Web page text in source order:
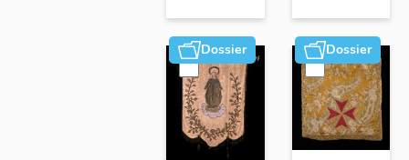
étage)
Dossier Dossier